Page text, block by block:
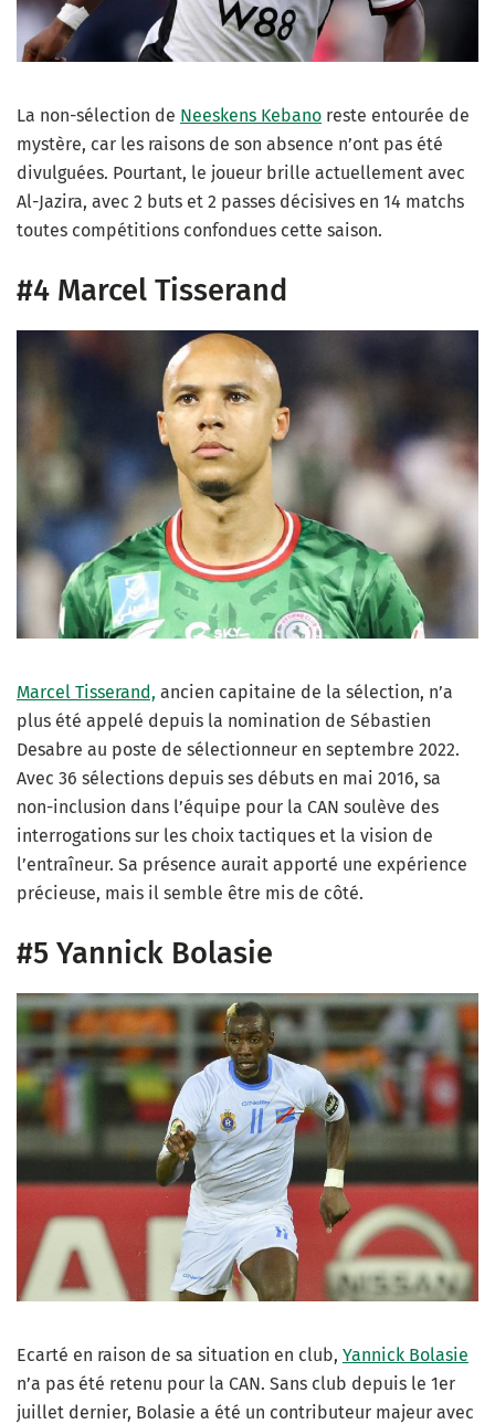
La non-sélection de Neeskens Kebano reste entourée de
mystère, car les raisons de son absence n’ont pas été
divulguées. Pourtant, le joueur brille actuellement avec
Al-Jazira, avec 2 buts et 2 passes décisives en 14 matchs
toutes compétitions confondues cette saison.
#4 Marcel Tisserand
Marcel Tisserand, ancien capitaine de la sélection, n’a
plus été appelé depuis la nomination de Sébastien
Desabre au poste de sélectionneur en septembre 2022.
Avec 36 sélections depuis ses débuts en mai 2016, sa
non-inclusion dans l’équipe pour la CAN soulève des
interrogations sur les choix tactiques et la vision de
l’entraîneur. Sa présence aurait apporté une expérience
précieuse, mais il semble être mis de côté.
#5 Yannick Bolasie
Ecarté en raison de sa situation en club, Yannick Bolasie
n’a pas été retenu pour la CAN. Sans club depuis le 1er
juillet dernier, Bolasie a été un contributeur majeur avec